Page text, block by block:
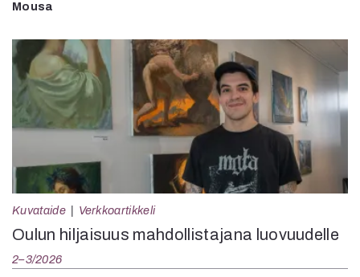
Mousa
Kuvataide Verkkoartikkeli
Oulun hiljaisuus mahdollistajana luovuudelle
2–3/2026